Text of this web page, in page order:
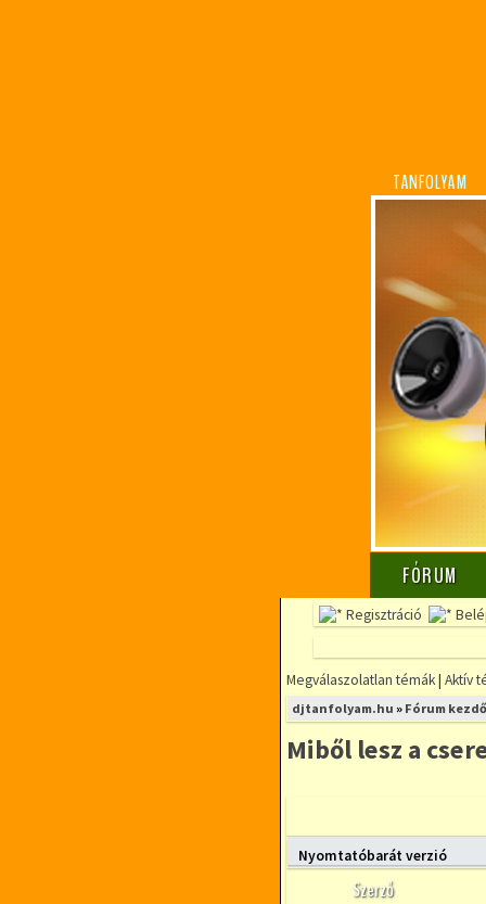
TANFOLYAM
FÓRUM
Regisztráció
Megválaszolatlan témák| Aktív
djtanfolyam.hu » Fórum
Miből lesz a
Új téma nyitása
Nyomtatóbarát verzió
Szerző